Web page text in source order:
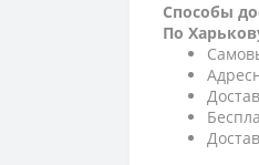
Способы
По